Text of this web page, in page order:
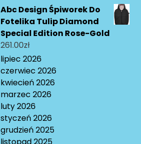
Abc Design Śpiworek Do
Fotelika Tulip Diamond
Special Edition Rose-Gold
261.00zł
lipiec 2026
czerwiec 2026
kwiecień 2026
marzec 2026
luty 2026
styczeń 2026
grudzień 2025
listopad 2025